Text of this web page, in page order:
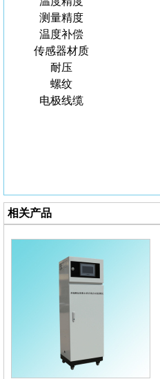
测量精度
温度补偿
传感器材质
耐压
螺纹
电极线缆
相关产品